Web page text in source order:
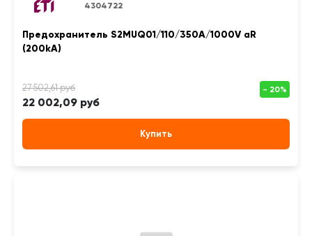
4304722
Предохранитель S2MUQ01/110/350A/1000V aR
(200kA)
22 002,09 руб
Купить